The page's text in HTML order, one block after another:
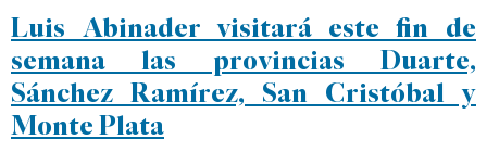
Luis Abinader visitará este fin de
semana las provincias Duarte,
Sánchez Ramírez, San Cristóbal y
Monte Plata